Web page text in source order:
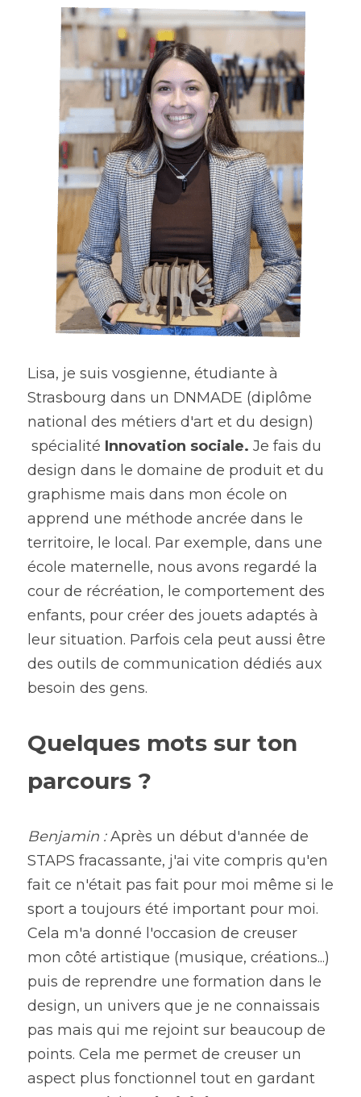
Lisa, je suis vosgienne, étudiante à
Strasbourg dans un DNMADE (diplôme
national des métiers d'art et du design)
spécialité Innovation sociale. Je fais du
design dans le domaine de produit et du
graphisme mais dans mon école on
apprend une méthode ancrée dans le
territoire, le local. Par exemple, dans une
école maternelle, nous avons regardé la
cour de récréation, le comportement des
enfants, pour créer des jouets adaptés à
leur situation. Parfois cela peut aussi être
des outils de communication dédiés aux
besoin des gens.
Quelques mots sur ton
parcours ?
Benjamin : Après un début d'année de
STAPS fracassante, j'ai vite compris qu'en
fait ce n'était pas fait pour moi même si le
sport a toujours été important pour moi.
Cela m'a donné l'occasion de creuser
mon côté artistique (musique, créations...)
puis de reprendre une formation dans le
design, un univers que je ne connaissais
pas mais qui me rejoint sur beaucoup de
points. Cela me permet de creuser un
aspect plus fonctionnel tout en gardant